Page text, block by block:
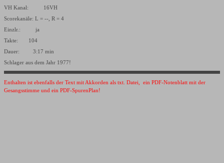
VH Kanal: 16VH
Scorekanäle: L = --, R = 4
Einzlr.: ja
Takte: 104
Dauer: 3:17 min
Schlager aus dem Jahr 1977!
Enthalten ist ebenfalls der Text mit Akkorden als txt. Datei, ein PDF-Notenblatt mit der
Gesangsstimme und ein PDF-SpurenPlan!